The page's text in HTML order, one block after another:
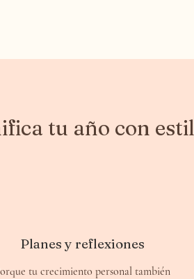
tu año con
Planes y reflexiones
tu crecimiento personal también